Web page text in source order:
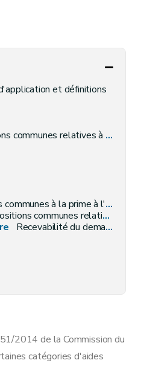
et définitions
à l'introduction de la demande de prime à l'investissement
à la prime à l'investissement
relatives à la recevabilité et à l'admissibilité des demandes d'aides
Recevabilité du demandeur
2014 de la Commission du
catégories d'aides